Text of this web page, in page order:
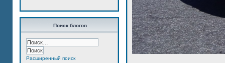
Поиск блогов
Расширенный поиск